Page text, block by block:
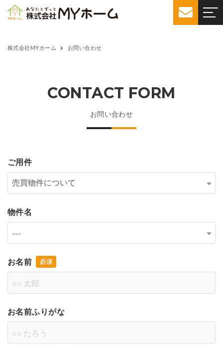
株式会社MYホーム お問い合わせ
CONTACT FORM
お問い合わせ
ご用件
物件名
お名前
お名前ふりがな